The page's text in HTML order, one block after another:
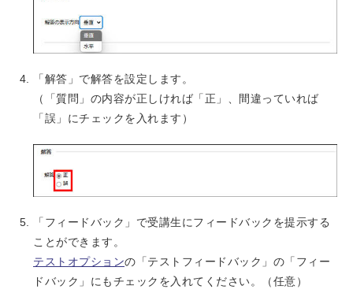
「解答」で解答を設定します。
（「質問」の内容が正しければ「正」、間違っていれば
「誤」にチェックを入れます）
「フィードバック」で受講生にフィードバックを提示する
ことができます。
テストオプションの「テストフィードバック」の「フィー
ドバック」にもチェックを入れてください。（任意）